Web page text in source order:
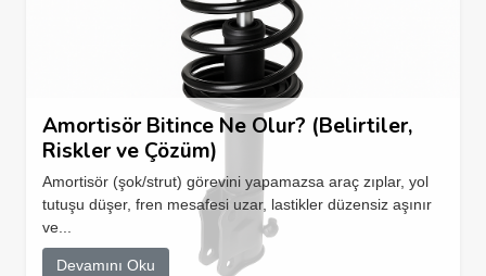
Amortisör Bitince Ne Olur? (Belirtiler,
Riskler ve Çözüm)
Amortisör (şok/strut) görevini yapamazsa araç zıplar, yol
tutuşu düşer, fren mesafesi uzar, lastikler düzensiz aşınır
ve...
Devamını Oku